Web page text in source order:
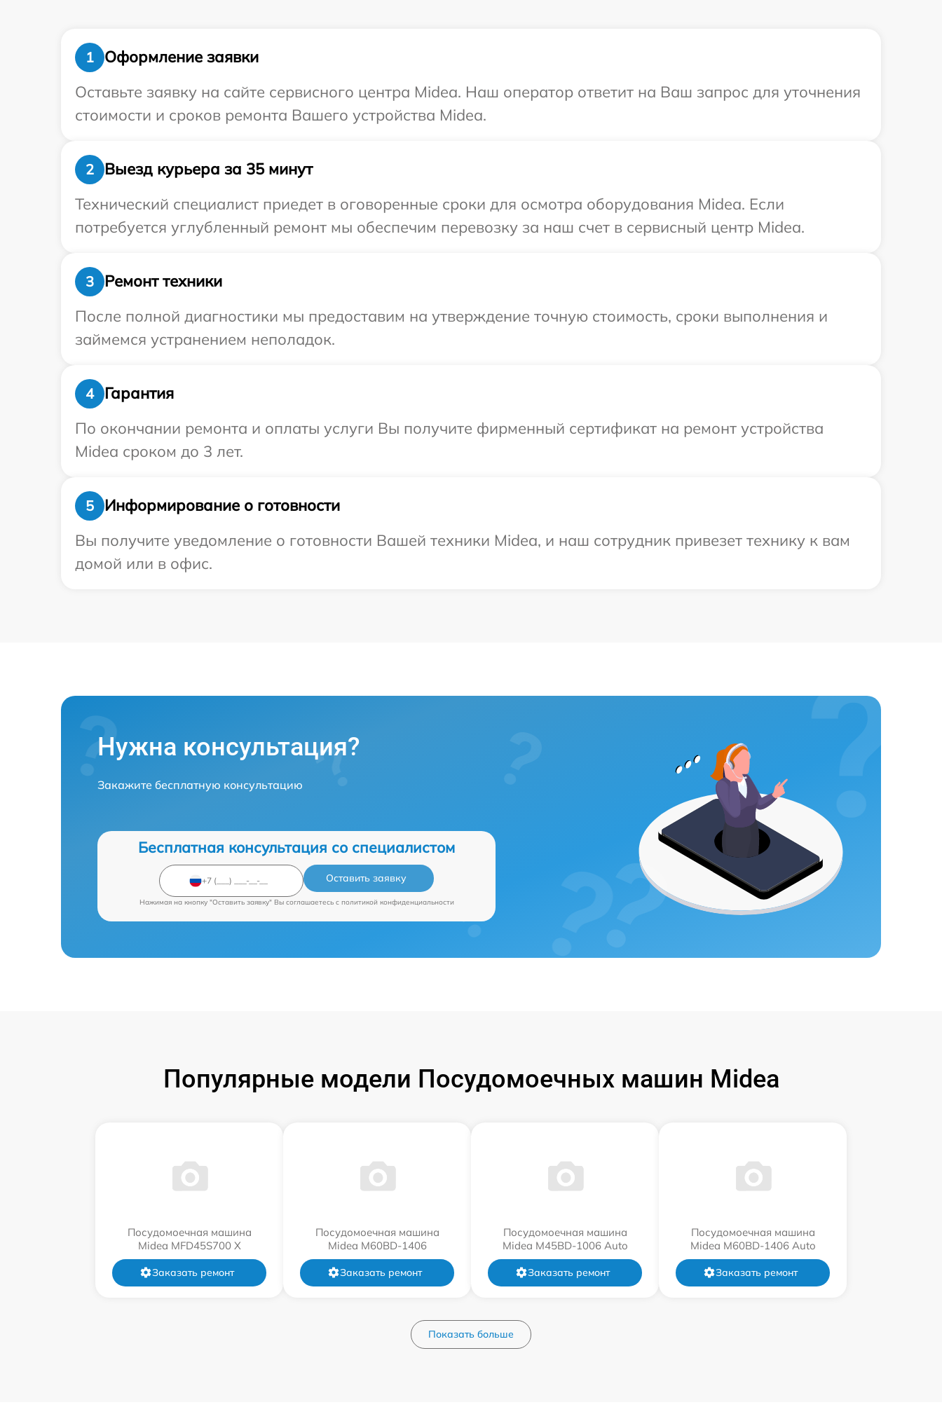
1
Оформление заявки
Оставьте заявку на сайте сервисного центра Midea. Наш оператор ответит на Ваш запрос для уточнения
стоимости и сроков ремонта Вашего устройства Midea.
2
Выезд курьера за 35 минут
Технический специалист приедет в оговоренные сроки для осмотра оборудования Midea. Если
потребуется углубленный ремонт мы обеспечим перевозку за наш счет в сервисный центр Midea.
3
Ремонт техники
После полной диагностики мы предоставим на утверждение точную стоимость, сроки выполнения и
займемся устранением неполадок.
4
Гарантия
По окончании ремонта и оплаты услуги Вы получите фирменный сертификат на ремонт устройства
Midea сроком до 3 лет.
5
Информирование о готовности
Вы получите уведомление о готовности Вашей техники Midea, и наш сотрудник привезет технику к вам
домой или в офис.
Нужна консультация?
Закажите бесплатную консультацию
Бесплатная консультация со специалистом
Оставить заявку
Нажимая на кнопку "Оставить заявку" Вы соглашаетесь c политикой конфиденциальности
Популярные модели Посудомоечных машин Midea
Посудомоечная машина
Midea MFD45S700 X
Заказать ремонт
Посудомоечная машина
Midea M60BD-1406
Заказать ремонт
Посудомоечная машина
Midea M45BD-1006 Auto
Заказать ремонт
Посудомоечная машина
Midea M60BD-1406 Auto
Заказать ремонт
Показать больше